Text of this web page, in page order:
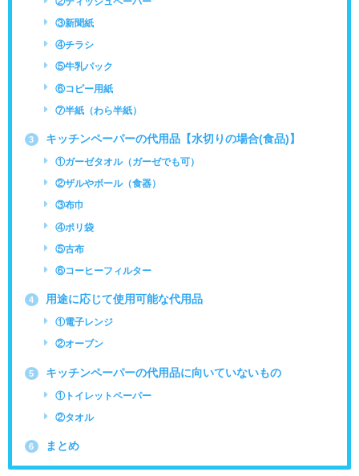
③新聞紙
④チラシ
⑤牛乳パック
⑥コピー用紙
⑦半紙（わら半紙）
3 キッチンペーパーの代用品【水切りの場合(食品)】
①ガーゼタオル（ガーゼでも可）
②ザルやボール（食器）
③布巾
④ポリ袋
⑤古布
⑥コーヒーフィルター
4 用途に応じて使用可能な代用品
①電子レンジ
②オーブン
5 キッチンペーパーの代用品に向いていないもの
①トイレットペーパー
②タオル
6 まとめ